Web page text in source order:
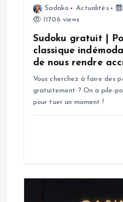
e
Sadako Actualités
11706 views
Sudoku gratuit |
classique
de nous rendre
Vous cherchez à faire des
gratuitement ? On a pile-
pour tuer un moment !